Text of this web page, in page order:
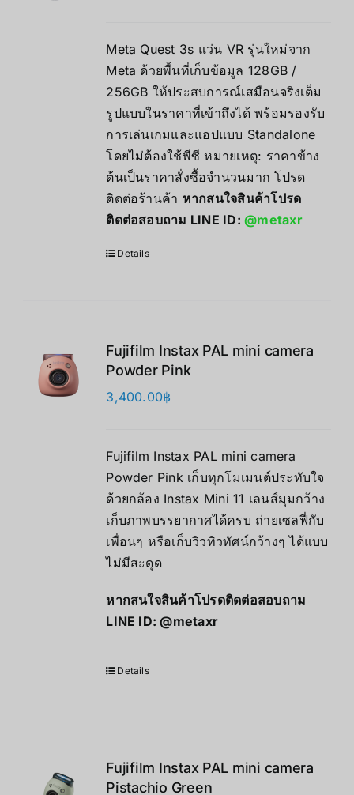
围：
12,690.00฿
至
17,490.00฿
Meta Quest 3s แว่น VR รุ่นใหม่จาก
Meta ด้วยพื้นที่เก็บข้อมูล 128GB /
256GB ให้ประสบการณ์เสมือนจริงเต็ม
รูปแบบในราคาที่เข้าถึงได้ พร้อมรองรับ
การเล่นเกมและแอปแบบ Standalone
โดยไม่ต้องใช้พีซี หมายเหตุ: ราคาข้าง
ต้นเป็นราคาสั่งซื้อจำนวนมาก โปรด
ติดต่อร้านค้า หากสนใจสินค้าโปรด
ติดต่อสอบถาม LINE ID:@metaxr
Details
Fujifilm Instax PAL mini camera
Powder Pink
3,400.00฿
Fujifilm Instax PAL mini camera
Powder Pink เก็บทุกโมเมนต์ประทับใจ
ด้วยกล้อง Instax Mini 11 เลนส์มุมกว้าง
เก็บภาพบรรยากาศได้ครบ ถ่ายเซลฟี่กับ
เพื่อนๆ หรือเก็บวิวทิวทัศน์กว้างๆ ได้แบบ
ไม่มีสะดุด
หากสนใจสินค้าโปรดติดต่อสอบถาม
LINE ID:@metaxr
Details
Fujifilm Instax PAL mini camera
Pistachio Green